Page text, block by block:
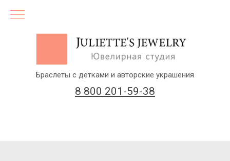
8 800 201-59-38
Браслеты с детками и авторские украшения